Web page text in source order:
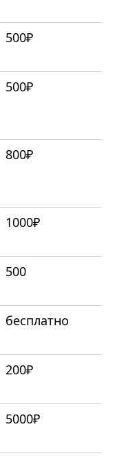
500₽
500₽
800₽
1000₽
500
бесплатно
200₽
5000₽